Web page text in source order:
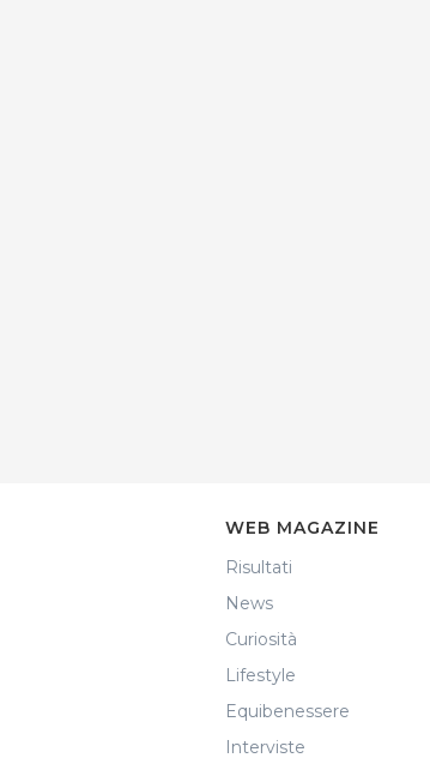
WEB MAGAZINE
Risultati
News
Curiosità
Lifestyle
Equibenessere
Interviste